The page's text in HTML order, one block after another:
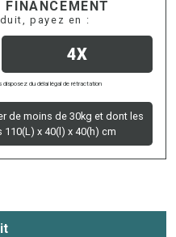
FINANCEMENT
payez en :
4X
disposez du délai légal de rétractation
de moins de 30kg et dont les
x 40(l) x 40(h) cm